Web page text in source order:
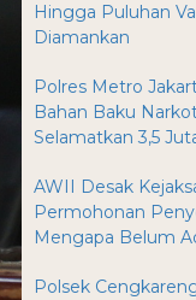
Hingga Puluhan
Diamankan
Polres Metro
Bahan Baku
Selamatkan 3,5
AWII Desak
Permohonan
Mengapa Belum
Polsek